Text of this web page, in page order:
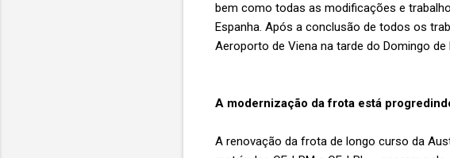
bem como todas as modificações e
Espanha. Após a conclusão de todos os
Aeroporto de Viena na tarde do Domingo
A modernização da frota está
A renovação da frota de longo curso da